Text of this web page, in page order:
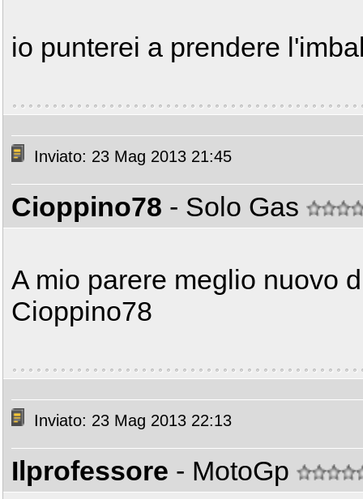
io punterei a prendere
Inviato: 23 Mag 2013 21:45
Cioppino78 - Solo Gas
A mio parere meglio nuovo
Cioppino78
Inviato: 23 Mag 2013 22:13
Ilprofessore - MotoGp